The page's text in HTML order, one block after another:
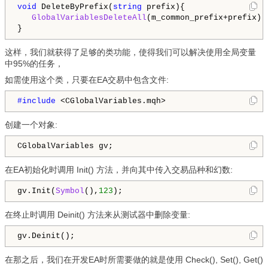
void DeleteByPrefix( string prefix){
GlobalVariablesDeleteAll (m_common_prefix+prefix);
这样，我们就获得了足够的类功能，使得我们可以解决使用全局变量
中95%的任务，
如需使用这个类，只要在EA交易中包含文件:
#include <CGlobalVariables.mqh>
创建一个对象:
CGlobalVariables gv;
在EA初始化时调用 Init() 方法，并向其中传入交易品种和幻数:
gv.Init( Symbol (), 123 );
在终止时调用 Deinit() 方法来从测试器中删除变量:
gv.Deinit();
在那之后，我们在开发EA时所需要做的就是使用 Check(), Set(), Get()